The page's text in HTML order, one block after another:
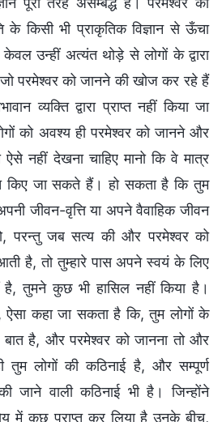
के किसी भी प्राकृतिक विज्ञान से ऊँचा
उन्हीं अत्यंत थोड़े से लोगों के द्वारा
जो परमेश्वर को जानने की खोज कर रहे हैं
व्यक्ति द्वारा प्राप्त नहीं किया जा
को अवश्य ही परमेश्वर को जानने और
नहीं देखना चाहिए मानो कि वे मात्र
किए जा सकते हैं। हो सकता है कि तुम
जीवन-वृत्ति या अपने वैवाहिक जीवन
परन्तु जब सत्य की और परमेश्वर को
है, तो तुम्हारे पास अपने स्वयं के लिए
तुमने कुछ भी हासिल नहीं किया है।
ऐसा कहा जा सकता है कि, तुम लोगों के
बात है, और परमेश्वर को जानना तो और
तुम लोगों की कठिनाई है, और सम्पूर्ण
की जाने वाली कठिनाई भी है। जिन्होंने
में कुछ प्राप्त कर लिया है उनके बीच,